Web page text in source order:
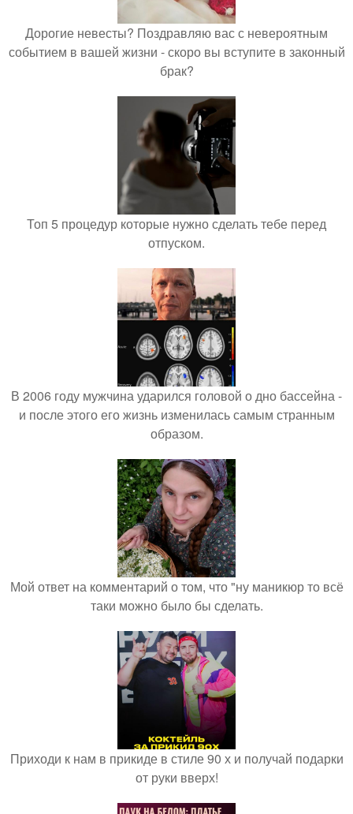
Дорогие невесты? Поздравляю вас с невероятным
событием в вашей жизни - скоро вы вступите в законный
брак?
Топ 5 процедур которые нужно сделать тебе перед
отпуском.
В 2006 году мужчина ударился головой о дно бассейна -
и после этого его жизнь изменилась самым странным
образом.
Мой ответ на комментарий о том, что "ну маникюр то всё
таки можно было бы сделать.
Приходи к нам в прикиде в стиле 90 х и получай подарки
от руки вверх!